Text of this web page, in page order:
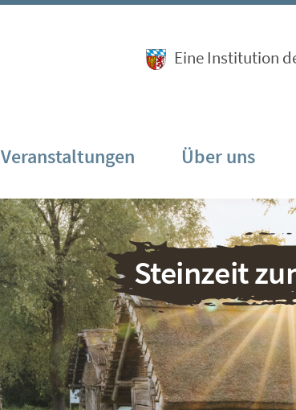
Eine Institution
Veranstaltungen Über uns
Steinzeit